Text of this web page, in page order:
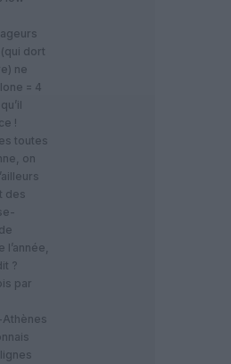
dort
ne
= 4
!
toutes
on
des
?
par